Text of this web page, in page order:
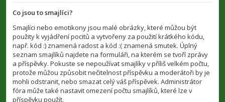
Co jsou to smajlíci?
Smajlíci nebo emotikony jsou malé obrázky, které můžou být
použity k vyjádření pocitů a vytvořeny za použití krátkého kódu,
např. kód :) znamená radost a kód :( znamená smutek. Úplný
seznam smajlíků najdete na formuláři, na kterém se tvoří zprávy
a příspěvky. Pokuste se nepoužívat smajlíky v příliš velkém počtu,
protože můžou způsobit nečitelnost příspěvku a moderátoři by je
mohli odstranit, nebo smazat celý váš příspěvek. Administrátor
fóra může také nastavit omezení počtu smajlíků, které lze v
příspěvku použít.